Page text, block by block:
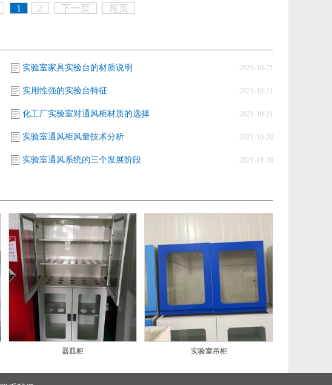
1 2 下一页 尾页
实验室家具实验台的材质说明 2021-10-21
实用性强的实验台特征 2021-10-21
化工厂实验室对通风柜材质的选择 2021-10-21
实验室通风柜风量技术分析 2021-10-20
实验室通风系统的三个发展阶段 2021-10-20
器皿柜 实验室吊柜